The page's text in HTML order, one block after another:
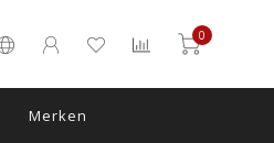
0
Merken